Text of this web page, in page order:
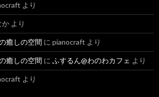
より
か より
癒しの空間 に pianocraft より
癒しの空間 に ふするん@わのわカフェ より
より